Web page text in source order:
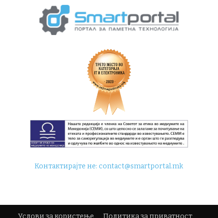
Контактирајте не:contact@smartportal.mk
Услови за користење Политика за приватност